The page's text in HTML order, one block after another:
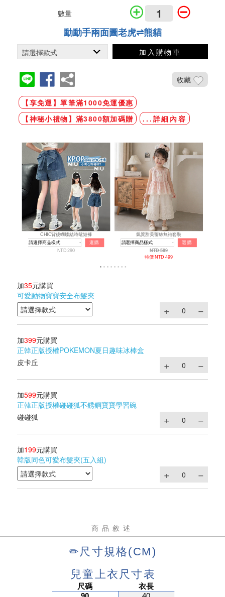
數量
動動手兩面圖老虎⇌熊貓
加入購物車
收藏
【享免運】單筆滿1000免運優惠
【神秘小禮物】滿3800額加碼贈
...詳細內容
加35元購買
可愛動物寶寶安全布髮夾
加399元購買
正韓正版授權POKEMON夏日趣味冰棒盒
皮卡丘
加599元購買
正韓正版授權碰碰狐不銹鋼寶寶學習碗
碰碰狐
加199元購買
韓版同色可愛布髮夾(五入組)
商品敘述